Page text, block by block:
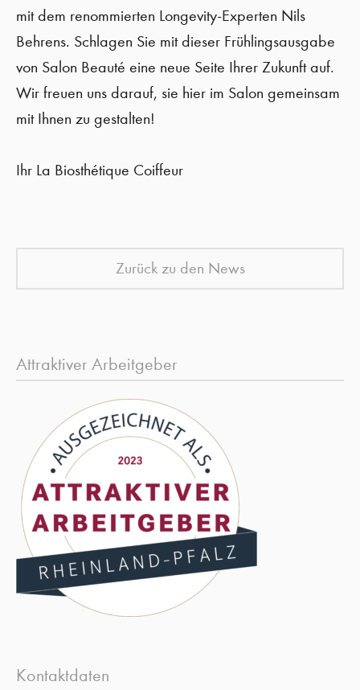
mit dem renommierten Longevity-Experten Nils
Behrens. Schlagen Sie mit dieser Frühlingsausgabe
von Salon Beauté eine neue Seite Ihrer Zukunft auf.
Wir freuen uns darauf, sie hier im Salon gemeinsam
mit Ihnen zu gestalten!
Ihr La Biosthétique Coiffeur
Zurück zu den News
Attraktiver Arbeitgeber
Kontaktdaten